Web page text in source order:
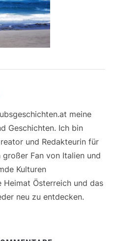
meine
Geschichten. Ich bin
und Redakteurin für
großer Fan von Italien und
Kulturen
Heimat Österreich und das
neu zu entdecken.